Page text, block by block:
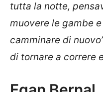
tutta la notte,
muovere le gambe
camminare di
di tornare a correre